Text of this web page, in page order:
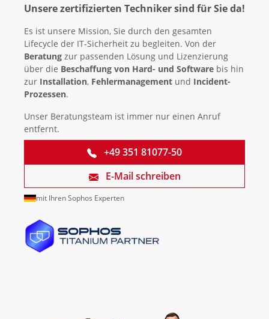
Unsere zertifizierten Techniker sind für Sie da!
Es ist unsere Mission, Sie durch den gesamten
Lifecycle der IT-Sicherheit zu begleiten. Von der
Beratung zur passenden Lösung und Lizenzierung
über die Beschaffung von Hard- und Software bis hin
zur Installation, Fehlermanagement und Incident-
Prozessen.
Unser Beratungsteam ist immer nur einen Anruf
entfernt.
+49 351 81077-50
E-Mail schreiben
mit Ihren Sophos Experten